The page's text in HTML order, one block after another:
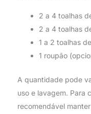
2 a 4 toalhas
2 a 4 toalhas
1 a 2 toalhas
1 roupão
A quantidade pode
uso e lavagem. Para
recomendável